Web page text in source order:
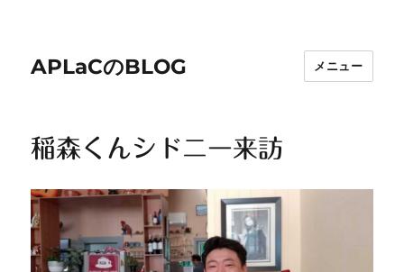
APLaCのBLOG メニュー
稲森くんシドニー来訪